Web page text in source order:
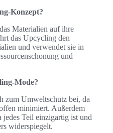
Konzept?
Materialien auf ihre
das Upcycling den
und verwendet sie in
und
Mode?
zum Umweltschutz bei, da
minimiert. Außerdem
Teil einzigartig ist und
widerspiegelt.